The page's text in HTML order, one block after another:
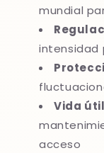
mundial
intensidad
Vida
acceso